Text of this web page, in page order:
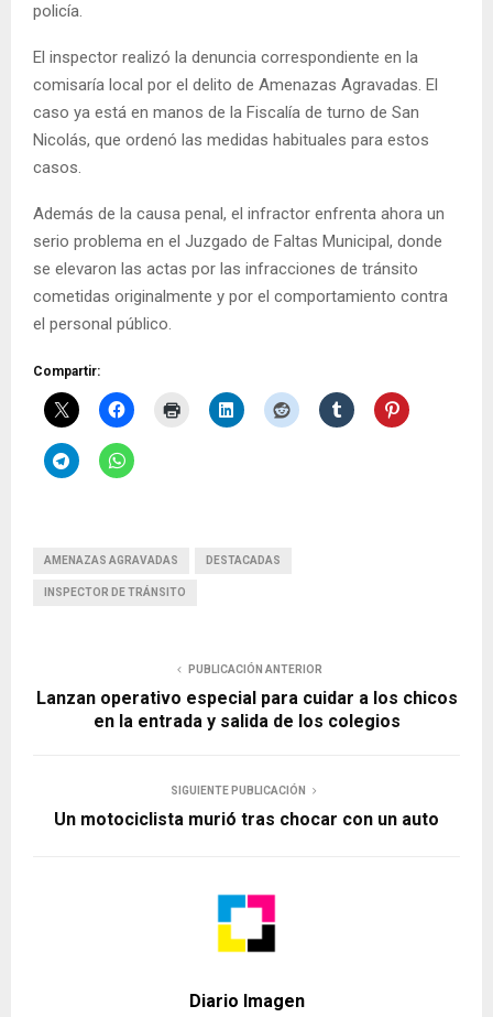
policía.
El inspector realizó la denuncia correspondiente en la
comisaría local por el delito de Amenazas Agravadas. El
caso ya está en manos de la Fiscalía de turno de San
Nicolás, que ordenó las medidas habituales para estos
casos.
Además de la causa penal, el infractor enfrenta ahora un
serio problema en el Juzgado de Faltas Municipal, donde
se elevaron las actas por las infracciones de tránsito
cometidas originalmente y por el comportamiento contra
el personal público.
Compartir:
AMENAZAS AGRAVADAS DESTACADAS
INSPECTOR DE TRÁNSITO
PUBLICACIÓN ANTERIOR
Lanzan operativo especial para cuidar a los chicos
en la entrada y salida de los colegios
SIGUIENTE PUBLICACIÓN
Un motociclista murió tras chocar con un auto
Diario Imagen